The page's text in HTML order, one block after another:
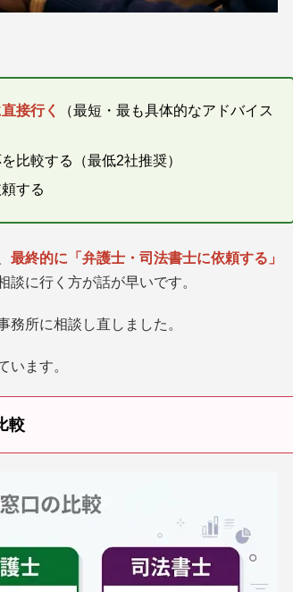
接行く
（最短・最も具体的なアドバイス
比較する（最低2社推奨）
する
最終的に「弁護士・司法書士に依頼する」
に行く方が話が早いです。
所に相談し直しました。
います。
較